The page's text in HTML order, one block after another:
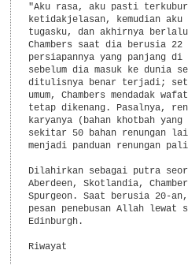
"Aku rasa, aku pasti terkubur
ketidakjelasan, kemudian
tugasku, dan akhirnya
Chambers saat dia berusia
persiapannya yang panjang
sebelum dia masuk ke dunia
ditulisnya benar terjadi;
umum, Chambers mendadak
tetap dikenang. Pasalnya,
karyanya (bahan khotbah
sekitar 50 bahan renungan
menjadi panduan renungan
Dilahirkan sebagai putra
Aberdeen, Skotlandia,
Spurgeon. Saat berusia 20-
pesan penebusan Allah
Edinburgh.
Riwayat